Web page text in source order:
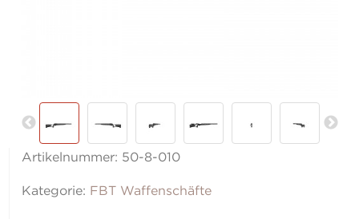
Artikelnummer: 50-8-010
Kategorie: FBT Waffenschäfte